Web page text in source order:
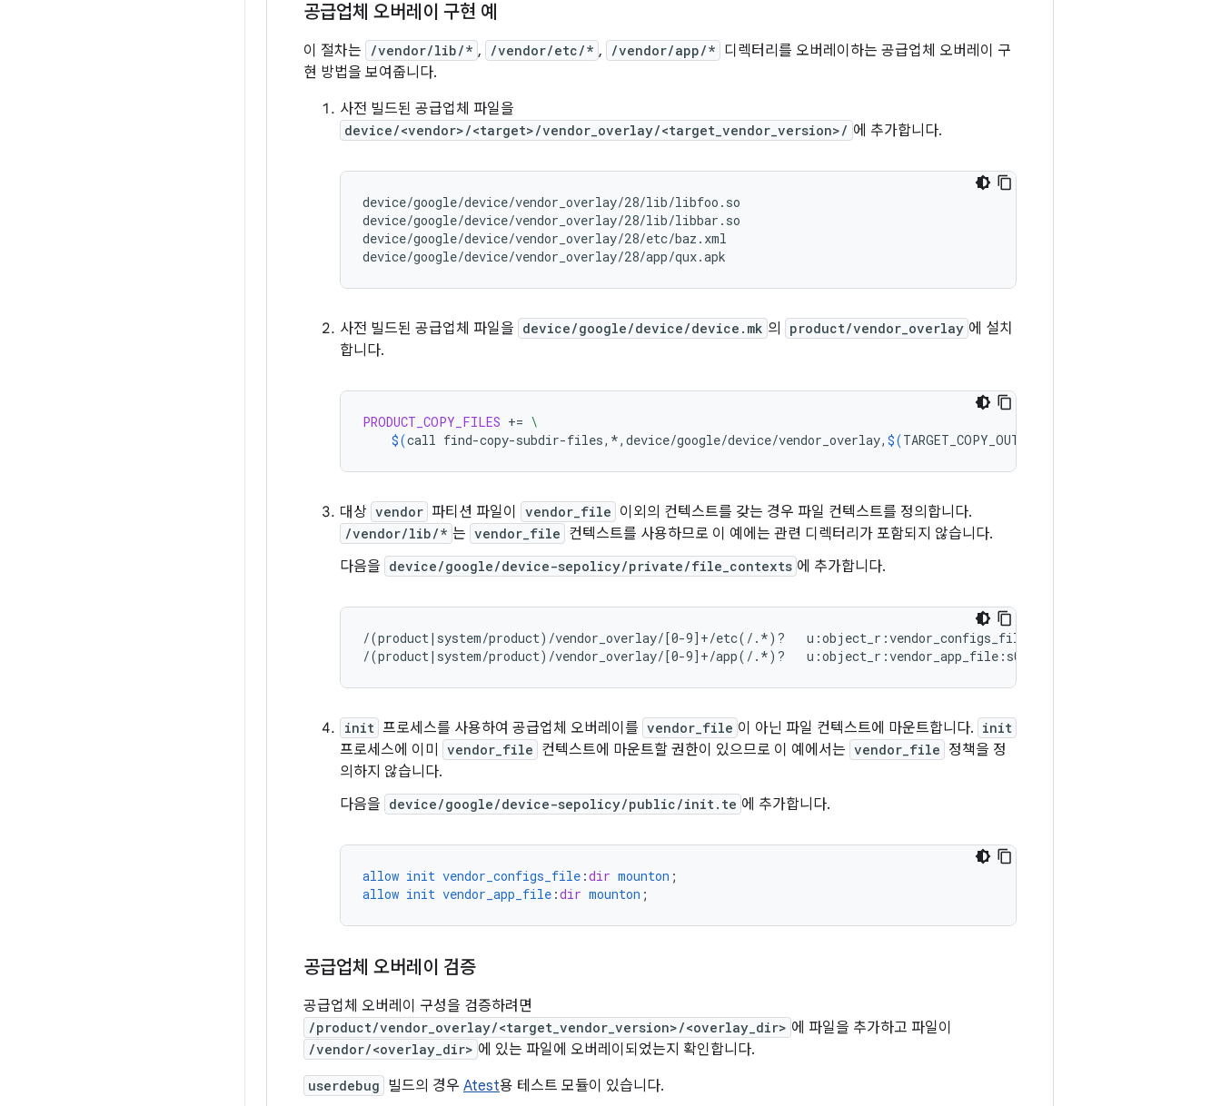
공급업체 오버레이 구현 예
이 절차는 /vendor/lib/* , /vendor/etc/* , /vendor/app/* 디렉터리를 오버레이하는 공급업체 오버레이 구
현 방법을 보여줍니다.
사전 빌드된 공급업체 파일을
device/<vendor>/<target>/vendor_overlay/<target_vendor_version>/ 에 추가합니다.
device/google/device/vendor_overlay/28/lib/libfoo.so
device/google/device/vendor_overlay/28/lib/libbar.so
device/google/device/vendor_overlay/28/etc/baz.xml
device/google/device/vendor_overlay/28/app/qux.apk
사전 빌드된 공급업체 파일을 device/google/device/device.mk 의 product/vendor_overlay 에 설치
합니다.
PRODUCT_COPY_FILES += \
$(call find-copy-subdir-files,*,device/google/device/vendor_overlay, $(TARGET_COPY_OUT_PRODUCT
대상 vendor 파티션 파일이 vendor_file 이외의 컨텍스트를 갖는 경우 파일 컨텍스트를 정의합니다.
/vendor/lib/* 는 vendor_file 컨텍스트를 사용하므로 이 예에는 관련 디렉터리가 포함되지 않습니다.
다음을 device/google/device-sepolicy/private/file_contexts 에 추가합니다.
/(product|system/product)/vendor_overlay/[0-9]+/etc(/.*)?   u:object_r:vendor_configs_file:s0
/(product|system/product)/vendor_overlay/[0-9]+/app(/.*)?   u:object_r:vendor_app_file:s0
init 프로세스를 사용하여 공급업체 오버레이를 vendor_file 이 아닌 파일 컨텍스트에 마운트합니다. init
프로세스에 이미 vendor_file 컨텍스트에 마운트할 권한이 있으므로 이 예에서는 vendor_file 정책을 정
의하지 않습니다.
다음을 device/google/device-sepolicy/public/init.te 에 추가합니다.
allow init vendor_configs_file :dir mounton ;
allow init vendor_app_file :dir mounton ;
공급업체 오버레이 검증
공급업체 오버레이 구성을 검증하려면
/product/vendor_overlay/<target_vendor_version>/<overlay_dir> 에 파일을 추가하고 파일이
/vendor/<overlay_dir> 에 있는 파일에 오버레이되었는지 확인합니다.
userdebug 빌드의 경우 Atest용 테스트 모듈이 있습니다.